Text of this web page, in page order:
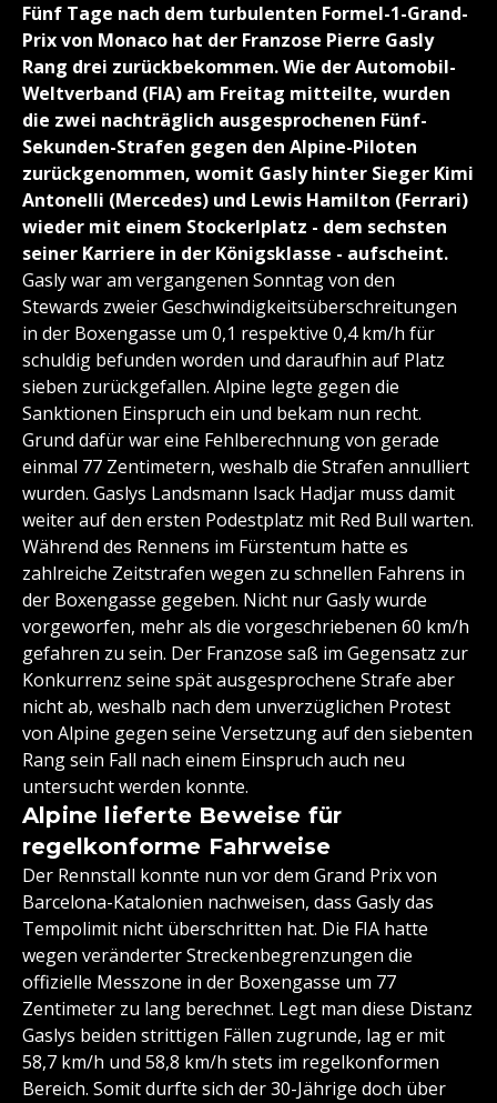
Fünf Tage nach dem turbulenten Formel-1-Grand-
Prix von Monaco hat der Franzose Pierre Gasly
Rang drei zurückbekommen. Wie der Automobil-
Weltverband (FIA) am Freitag mitteilte, wurden
die zwei nachträglich ausgesprochenen Fünf-
Sekunden-Strafen gegen den Alpine-Piloten
zurückgenommen, womit Gasly hinter Sieger Kimi
Antonelli (Mercedes) und Lewis Hamilton (Ferrari)
wieder mit einem Stockerlplatz - dem sechsten
seiner Karriere in der Königsklasse - aufscheint.
Gasly war am vergangenen Sonntag von den
Stewards zweier Geschwindigkeitsüberschreitungen
in der Boxengasse um 0,1 respektive 0,4 km/h für
schuldig befunden worden und daraufhin auf Platz
sieben zurückgefallen. Alpine legte gegen die
Sanktionen Einspruch ein und bekam nun recht.
Grund dafür war eine Fehlberechnung von gerade
einmal 77 Zentimetern, weshalb die Strafen annulliert
wurden. Gaslys Landsmann Isack Hadjar muss damit
weiter auf den ersten Podestplatz mit Red Bull warten.
Während des Rennens im Fürstentum hatte es
zahlreiche Zeitstrafen wegen zu schnellen Fahrens in
der Boxengasse gegeben. Nicht nur Gasly wurde
vorgeworfen, mehr als die vorgeschriebenen 60 km/h
gefahren zu sein. Der Franzose saß im Gegensatz zur
Konkurrenz seine spät ausgesprochene Strafe aber
nicht ab, weshalb nach dem unverzüglichen Protest
von Alpine gegen seine Versetzung auf den siebenten
Rang sein Fall nach einem Einspruch auch neu
untersucht werden konnte.
Alpine lieferte Beweise für
regelkonforme Fahrweise
Der Rennstall konnte nun vor dem Grand Prix von
Barcelona-Katalonien nachweisen, dass Gasly das
Tempolimit nicht überschritten hat. Die FIA hatte
wegen veränderter Streckenbegrenzungen die
offizielle Messzone in der Boxengasse um 77
Zentimeter zu lang berechnet. Legt man diese Distanz
Gaslys beiden strittigen Fällen zugrunde, lag er mit
58,7 km/h und 58,8 km/h stets im regelkonformen
Bereich. Somit durfte sich der 30-Jährige doch über